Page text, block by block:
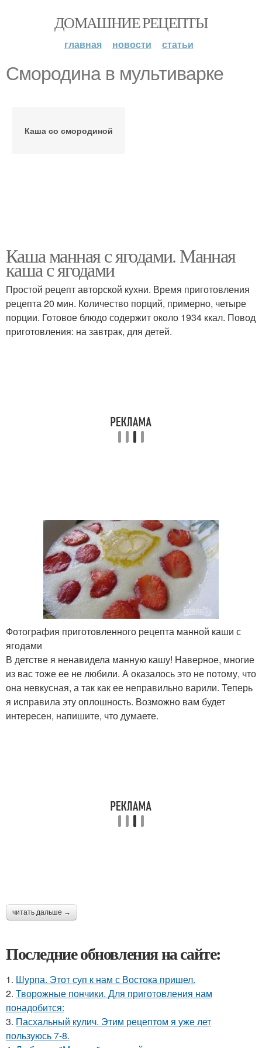
ДОМАШНИЕ РЕЦЕПТЫ
главная новости статьи
Смородина в мультиварке
Каша со смородиной
Каша манная с ягодами. Манная
каша с ягодами
Простой рецепт авторской кухни. Время приготовления
рецепта 20 мин. Количество порций, примерно, четыре
порции. Готовое блюдо содержит около 1934 ккал. Повод
приготовления: на завтрак, для детей.
Фотография приготовленного рецепта манной каши с
ягодами
В детстве я ненавидела манную кашу! Наверное, многие
из вас тоже ее не любили. А оказалось это не потому, что
она невкусная, а так как ее неправильно варили. Теперь
я исправила эту оплошность. Возможно вам будет
интересен, напишите, что думаете.
читать дальше →
Последние обновления на сайте:
1. Шурпа. Этот суп к нам с Востока пришел.
2. Творожные пончики. Для приготовления нам
понадобится:
3. Пасхальный кулич. Этим рецептом я уже лет
пользуюсь 7-8.